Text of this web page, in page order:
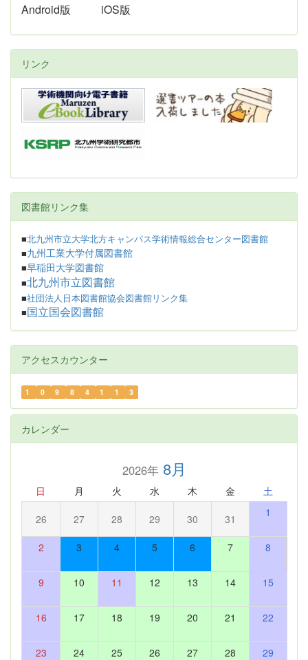
Android版 iOS版
リンク
図書館リンク集
■北九州市立大学北方キャンパス学術情報総合センター図書館
■九州工業大学付属図書館
■早稲田大学図書館
■北九州市立図書館
■社団法人日本図書館協会図書館リンク集
■ 国立国会図書館
アクセスカウンター
1 0 9 8 4 1 1 3
カレンダー
2026年8月
日 月 火 水 木 金 土
26 27 28 29 30 31 1
2 3 4 5 6 7 8
9 10 11 12 13 14 15
16 17 18 19 20 21 22
23 24 25 26 27 28 29